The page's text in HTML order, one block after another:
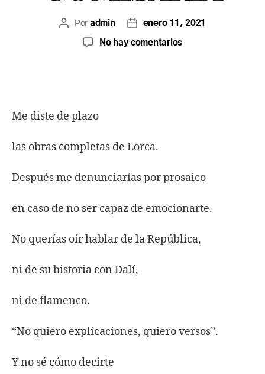
Por admin enero 11, 2021
No hay comentarios
Me diste de plazo
las obras completas de Lorca.
Después me denunciarías por prosaico
en caso de no ser capaz de emocionarte.
No querías oír hablar de la República,
ni de su historia con Dalí,
ni de flamenco.
“No quiero explicaciones, quiero versos”.
Y no sé cómo decirte